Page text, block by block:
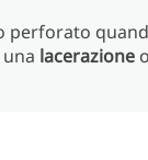
perforato
lacerazione